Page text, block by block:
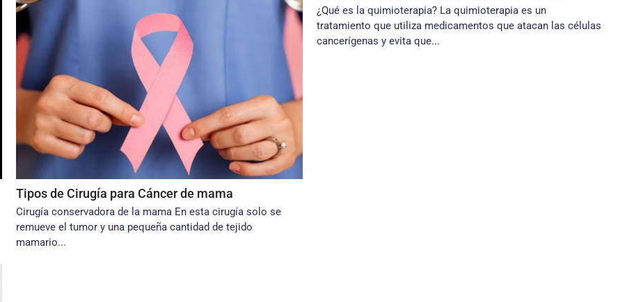
Tipos de Cirugía para Cáncer de mama
Cirugía conservadora de la mama En esta cirugía solo se
remueve el tumor y una pequeña cantidad de tejido
mamario...
¿Qué es la quimioterapia? La quimioterapia es un
tratamiento que utiliza medicamentos que atacan las células
cancerígenas y evita que...